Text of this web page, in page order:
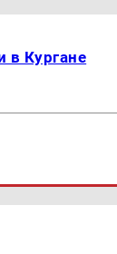
в Кургане